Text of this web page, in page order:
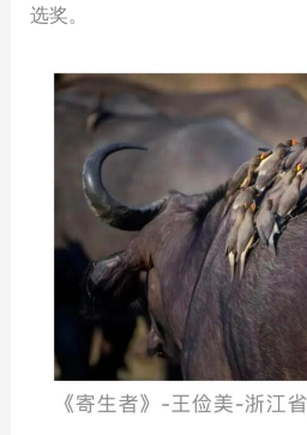
选奖。